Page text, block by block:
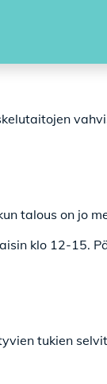
talous on jo
klo 12-15.
tukien